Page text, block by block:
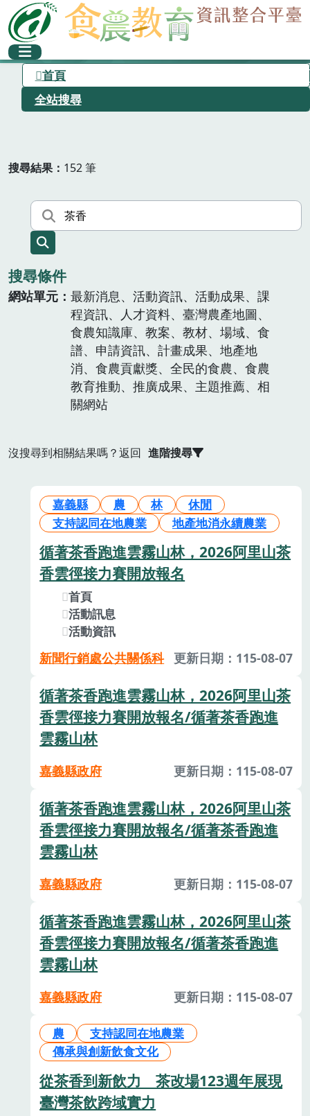
首頁
全站搜尋
搜尋結果 152 筆
搜尋條件
網站單元
最新消息、活動資訊、活動成果、課
程資訊、人才資料、臺灣農產地圖、
食農知識庫、教案、教材、場域、食
譜、申請資訊、計畫成果、地產地
消、食農貢獻獎、全民的食農、食農
教育推動、推廣成果、主題推薦、相
關網站
沒搜尋到相關結果嗎？返回 進階搜尋
嘉義縣 農 林
休閒
支持認同在地農業
地產地消永續農業
循著茶香跑進雲霧山林，2026阿里山茶
香雲徑接力賽開放報名
首頁
活動訊息
活動資訊
新聞行銷處公共關係科 更新日期：115-08-07
循著茶香跑進雲霧山林，2026阿里山茶
香雲徑接力賽開放報名/循著茶香跑進
雲霧山林
嘉義縣政府 更新日期：115-08-07
循著茶香跑進雲霧山林，2026阿里山茶
香雲徑接力賽開放報名/循著茶香跑進
雲霧山林
嘉義縣政府 更新日期：115-08-07
循著茶香跑進雲霧山林，2026阿里山茶
香雲徑接力賽開放報名/循著茶香跑進
雲霧山林
嘉義縣政府 更新日期：115-08-07
農
支持認同在地農業
傳承與創新飲食文化
從茶香到新飲力 茶改場123週年展現
臺灣茶飲跨域實力